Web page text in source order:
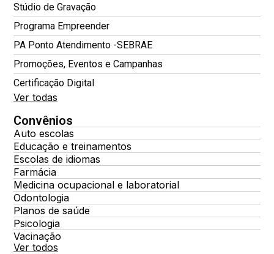
Stúdio de Gravação
Programa Empreender
PA Ponto Atendimento -SEBRAE
Promoções, Eventos e Campanhas
Certificação Digital
Ver todas
Convênios
Auto escolas
Educação e treinamentos
Escolas de idiomas
Farmácia
Medicina ocupacional e laboratorial
Odontologia
Planos de saúde
Psicologia
Vacinação
Ver todos